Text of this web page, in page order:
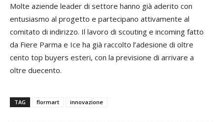
Molte aziende leader di settore hanno già aderito con
entusiasmo al progetto e partecipano attivamente al
comitato di indirizzo. Il lavoro di scouting e incoming fatto
da Fiere Parma e Ice ha già raccolto l’adesione di oltre
cento top buyers esteri, con la previsione di arrivare a
oltre duecento.
TAG flormart innovazione